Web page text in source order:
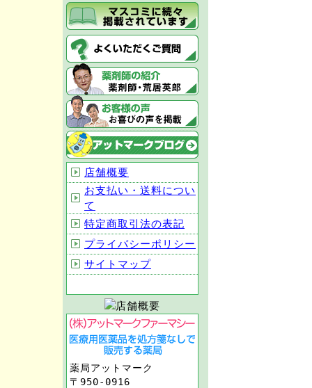
店舗概要
お支払い・送料につい
て
特定商取引法の表記
プライバシーポリシー
サイトマップ
薬局アットマーク
〒950-0916